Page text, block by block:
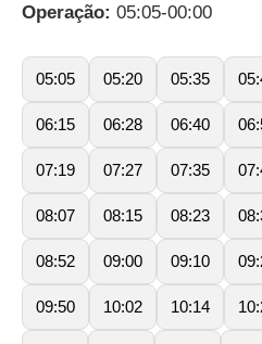
Operação: 05:05-00:00
05:05 05:20 05:35
06:15 06:28 06:40
07:19 07:27 07:35
08:07 08:15 08:23
08:52 09:00 09:10
09:50 10:02 10:14